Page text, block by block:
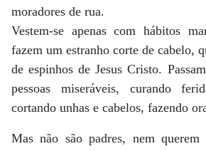
moradores de rua.
Vestem-se apenas com hábitos
fazem um estranho corte de cabelo,
de espinhos de Jesus Cristo.
pessoas miseráveis, curando
cortando unhas e cabelos, fazendo
Mas não são padres, nem